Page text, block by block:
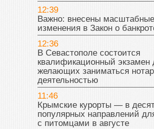
12:39
Важно: внесены масштабные
изменения в Закон о
12:36
В Севастополе состоится
квалификационный экзамен
желающих заниматься
деятельностью
11:46
Крымские курорты — в
популярных направлений
с питомцами в августе